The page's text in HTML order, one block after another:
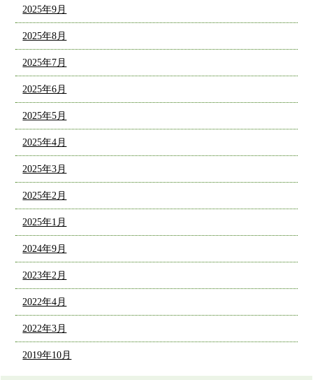
2025年9月
2025年8月
2025年7月
2025年6月
2025年5月
2025年4月
2025年3月
2025年2月
2025年1月
2024年9月
2023年2月
2022年4月
2022年3月
2019年10月